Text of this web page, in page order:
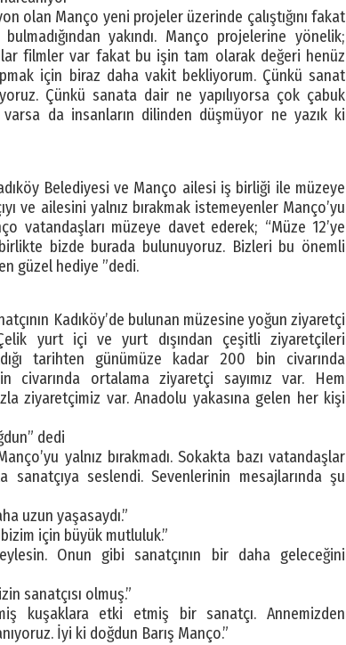
olan Manço yeni projeler üzerinde çalıştığını fakat
yakındı. Manço projelerine yönelik;
filmler var fakat bu işin tam olarak değeri henüz
için biraz daha vakit bekliyorum. Çünkü sanat
Çünkü sanata dair ne yapılıyorsa çok çabuk
da insanların dilinden düşmüyor ne yazık ki
Belediyesi ve Manço ailesi iş birliği ile müzeye
ve ailesini yalnız bırakmak istemeyenler Manço’yu
vatandaşları müzeye davet ederek; “Müze 12’ye
bizde burada bulunuyoruz. Bizleri bu önemli
güzel hediye ”dedi.
Kadıköy’de bulunan müzesine yoğun ziyaretçi
yurt içi ve yurt dışından çeşitli ziyaretçileri
tarihten günümüze kadar 200 bin civarında
civarında ortalama ziyaretçi sayımız var. Hem
ziyaretçimiz var. Anadolu yakasına gelen her kişi
dedi
yalnız bırakmadı. Sokakta bazı vatandaşlar
sanatçıya seslendi. Sevenlerinin mesajlarında şu
uzun yaşasaydı.”
için büyük mutluluk.”
Onun gibi sanatçının bir daha geleceğini
sanatçısı olmuş.”
kuşaklara etki etmiş bir sanatçı. Annemizden
İyi ki doğdun Barış Manço.”